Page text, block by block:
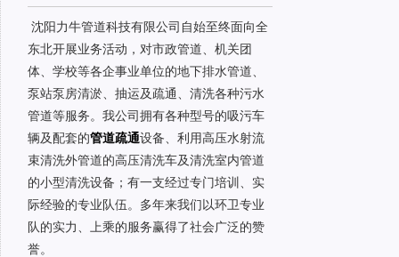
沈阳力牛管道科技有限公司自始至终面向全
东北开展业务活动，对市政管道、机关团
体、学校等各企事业单位的地下排水管道、
泵站泵房清淤、抽运及疏通、清洗各种污水
管道等服务。我公司拥有各种型号的吸污车
辆及配套的管道疏通设备、利用高压水射流
束清洗外管道的高压清洗车及清洗室内管道
的小型清洗设备；有一支经过专门培训、实
际经验的专业队伍。多年来我们以环卫专业
队的实力、上乘的服务赢得了社会广泛的赞
誉。